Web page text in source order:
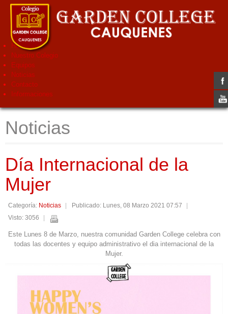
Home
Nuestro Colegio
Equipos
Noticias
Contacto
Informaciones
Noticias
Día Internacional de la
Mujer
Categoría: Noticias
Publicado: Lunes, 08 Marzo 2021 07:57
Visto: 3056
Este Lunes 8 de Marzo, nuestra comunidad Garden College celebra con
todas las docentes y equipo administrativo el dia internacional de la
Mujer.